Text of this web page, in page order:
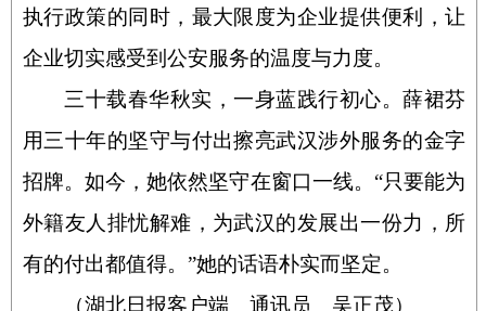
执行政策的同时，最大限度为企业提供便利，让
企业切实感受到公安服务的温度与力度。
三十载春华秋实，一身蓝践行初心。薛裙芬
用三十年的坚守与付出擦亮武汉涉外服务的金字
招牌。如今，她依然坚守在窗口一线。“只要能为
外籍友人排忧解难，为武汉的发展出一份力，所
有的付出都值得。”她的话语朴实而坚定。
（湖北日报客户端 通讯员 吴正茂）